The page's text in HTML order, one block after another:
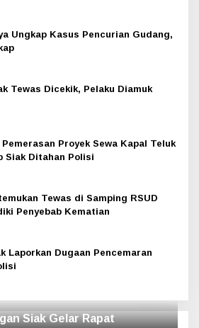
Ungkap Kasus Pencurian Gudang,
Tewas Dicekik, Pelaku Diamuk
Proyek Sewa Kapal Teluk
Siak Ditahan Polisi
Tewas di Samping RSUD
Penyebab Kematian
Laporkan Dugaan Pencemaran
Siak Gelar Rapat